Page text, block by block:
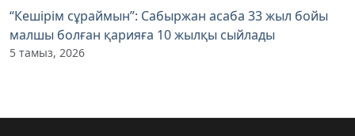
“Кешірім сұраймын”: Сабыржан асаба 33 жыл бойы
малшы болған қарияға 10 жылқы сыйлады
5 тамыз, 2026